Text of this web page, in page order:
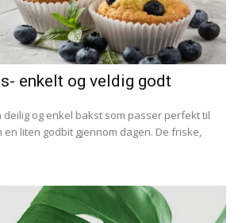
enkelt og veldig godt
og enkel bakst som passer perfekt til
liten godbit gjennom dagen. De friske,